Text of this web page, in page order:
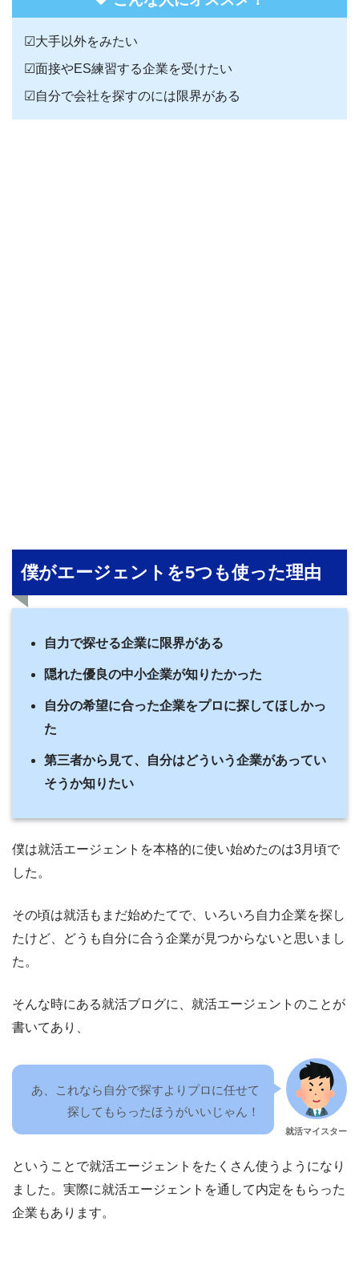
☑大手以外をみたい
☑面接やES練習する企業を受けたい
☑自分で会社を探すのには限界がある
僕がエージェントを5つも使った理由
自力で探せる企業に限界がある
隠れた優良の中小企業が知りたかった
自分の希望に合った企業をプロに探してほしかっ
た
第三者から見て、自分はどういう企業があってい
そうか知りたい
僕は就活エージェントを本格的に使い始めたのは3月頃で
した。
その頃は就活もまだ始めたてで、いろいろ自力企業を探し
たけど、どうも自分に合う企業が見つからないと思いまし
た。
そんな時にある就活ブログに、就活エージェントのことが
書いてあり、
就活マイスター
あ、これなら自分で探すよりプロに任せて
探してもらったほうがいいじゃん！
ということで就活エージェントをたくさん使うようになり
ました。実際に就活エージェントを通して内定をもらった
企業もあります。